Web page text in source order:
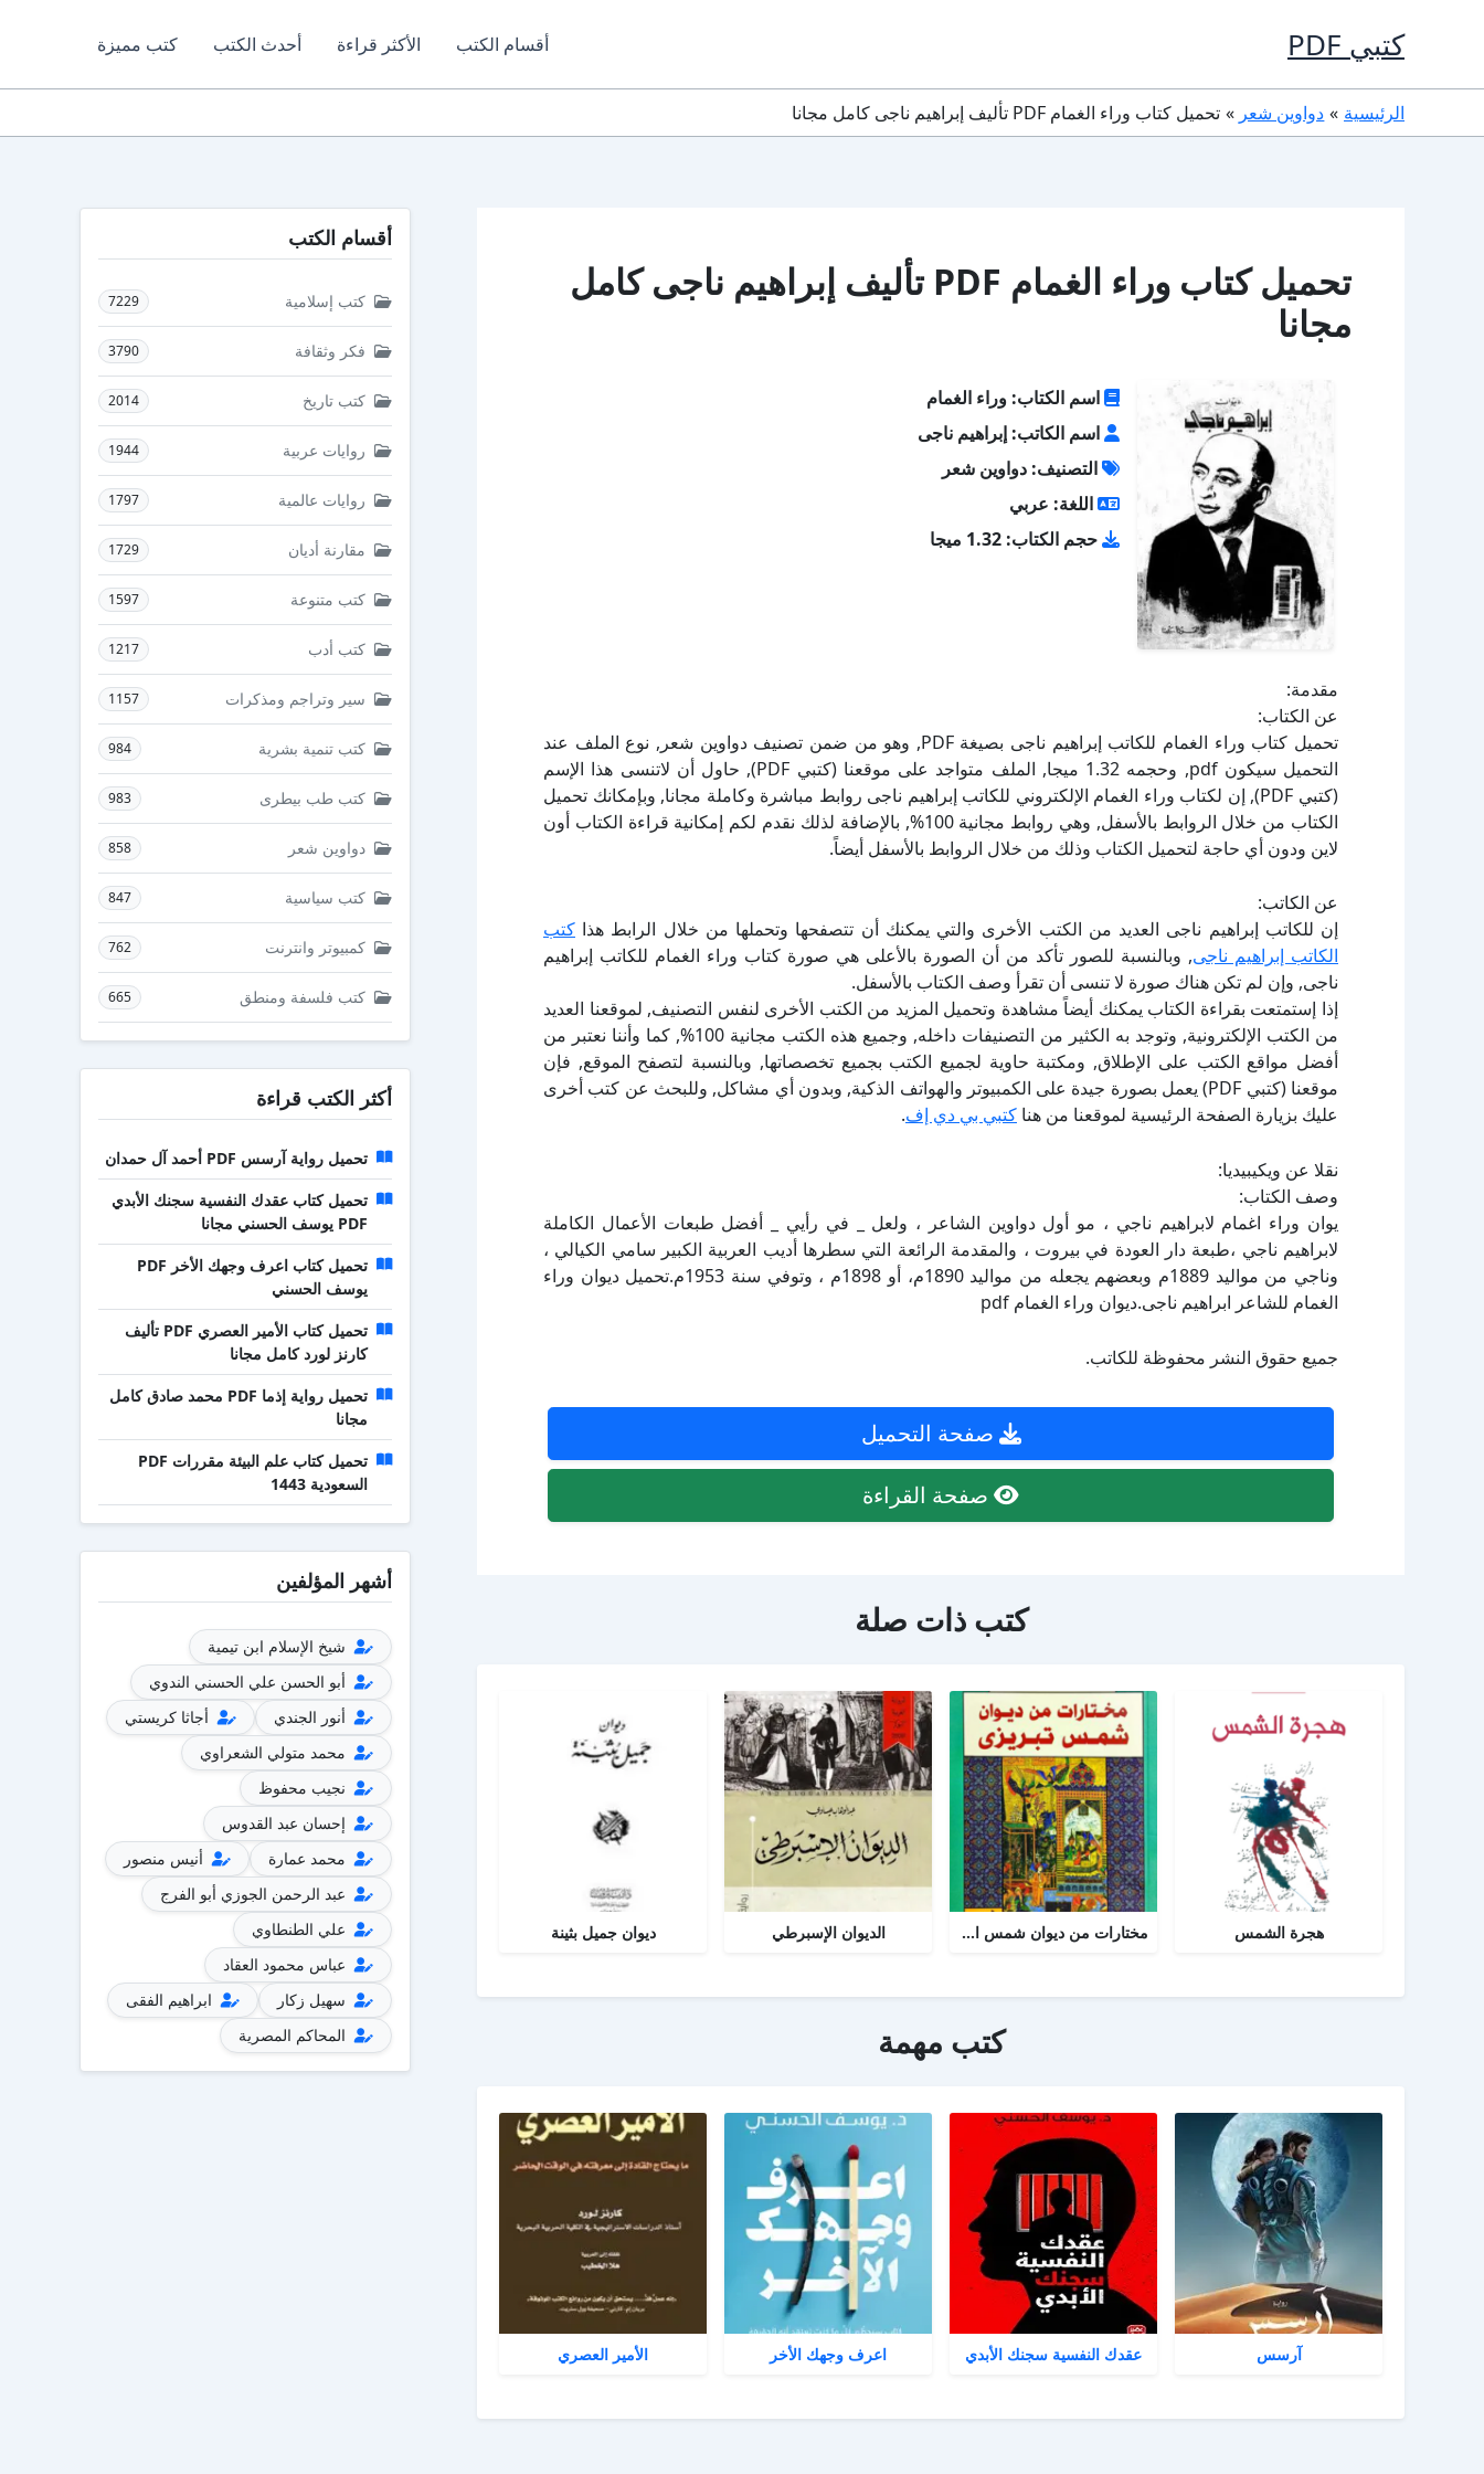
كتبي PDF أقسام الكتب الأكثر قراءة أحدث الكتب كتب مميزة
الرئيسية دواوين شعر تحميل كتاب وراء الغمام PDF تأليف إبراهيم ناجى كامل مجانا
تحميل كتاب وراء الغمام PDF تأليف إبراهيم ناجى كامل
مجانا
اسم الكتاب: وراء الغمام
اسم الكاتب: إبراهيم ناجى
التصنيف: دواوين شعر
اللغة: عربي
حجم الكتاب: 1.32 ميجا
مقدمة:
عن الكتاب:
تحميل كتاب وراء الغمام للكاتب إبراهيم ناجى بصيغة PDF, وهو من ضمن تصنيف دواوين شعر, نوع الملف عند
التحميل سيكون pdf, وحجمه 1.32 ميجا, الملف متواجد على موقعنا (كتبي PDF), حاول أن لاتنسى هذا الإسم
(كتبي PDF), إن لكتاب وراء الغمام الإلكتروني للكاتب إبراهيم ناجى روابط مباشرة وكاملة مجانا, وبإمكانك تحميل
الكتاب من خلال الروابط بالأسفل, وهي روابط مجانية 100%, بالإضافة لذلك نقدم لكم إمكانية قراءة الكتاب أون
لاين ودون أي حاجة لتحميل الكتاب وذلك من خلال الروابط بالأسفل أيضاً.
عن الكاتب:
إن للكاتب إبراهيم ناجى العديد من الكتب الأخرى والتي يمكنك أن تتصفحها وتحملها من خلال الرابط هذا كتب
الكاتب إبراهيم ناجى, وبالنسبة للصور تأكد من أن الصورة بالأعلى هي صورة كتاب وراء الغمام للكاتب إبراهيم
ناجى, وإن لم تكن هناك صورة لا تنسى أن تقرأ وصف الكتاب بالأسفل.
إذا إستمتعت بقراءة الكتاب يمكنك أيضاً مشاهدة وتحميل المزيد من الكتب الأخرى لنفس التصنيف, لموقعنا العديد
من الكتب الإلكترونية, وتوجد به الكثير من التصنيفات داخله, وجميع هذه الكتب مجانية 100%, كما وأننا نعتبر من
أفضل مواقع الكتب على الإطلاق, ومكتبة حاوية لجميع الكتب بجميع تخصصاتها, وبالنسبة لتصفح الموقع, فإن
موقعنا (كتبي PDF) يعمل بصورة جيدة على الكمبيوتر والهواتف الذكية, وبدون أي مشاكل, وللبحث عن كتب أخرى
عليك بزيارة الصفحة الرئيسية لموقعنا من هنا كتبي بي دي إف.
نقلا عن ويكيبيديا:
وصف الكتاب:
يوان وراء اغمام لابراهيم ناجي ، مو أول دواوين الشاعر ، ولعل _ في رأيي _ أفضل طبعات الأعمال الكاملة
لابراهيم ناجي ،طبعة دار العودة في بيروت ، والمقدمة الرائعة التي سطرها أديب العربية الكبير سامي الكيالي ،
وناجي من مواليد 1889م وبعضهم يجعله من مواليد 1890م، أو 1898م ، وتوفي سنة 1953م.تحميل ديوان وراء
الغمام للشاعر ابراهيم ناجى.ديوان وراء الغمام pdf
جميع حقوق النشر محفوظة للكاتب.
صفحة التحميل
صفحة القراءة
كتب ذات صلة
هجرة الشمس مختارات من ديوان شمس الدين تبريزي الديوان الإسبرطي ديوان جميل بثينة
كتب مهمة
آرسس عقدك النفسية سجنك الأبدي اعرف وجهك الأخر الأمير العصري
أقسام الكتب
كتب إسلامية 7229
فكر وثقافة 3790
كتب تاريخ 2014
روايات عربية 1944
روايات عالمية 1797
مقارنة أديان 1729
كتب متنوعة 1597
كتب أدب 1217
سير وتراجم ومذكرات 1157
كتب تنمية بشرية 984
كتب طب بيطرى 983
دواوين شعر 858
كتب سياسية 847
كمبيوتر وانترنت 762
كتب فلسفة ومنطق 665
أكثر الكتب قراءة
تحميل رواية آرسس PDF أحمد آل حمدان
تحميل كتاب عقدك النفسية سجنك الأبدي
PDF يوسف الحسني مجانا
تحميل كتاب اعرف وجهك الأخر PDF
يوسف الحسني
تحميل كتاب الأمير العصري PDF تأليف
كارنز لورد كامل مجانا
تحميل رواية إذما PDF محمد صادق كامل
مجانا
تحميل كتاب علم البيئة مقررات PDF
السعودية 1443
أشهر المؤلفين
شيخ الإسلام ابن تيمية
أبو الحسن علي الحسني الندوي
أنور الجندي
أجاثا كريستي
محمد متولي الشعراوي
نجيب محفوظ
إحسان عبد القدوس
محمد عمارة
أنيس منصور
عبد الرحمن الجوزي أبو الفرج
علي الطنطاوي
عباس محمود العقاد
سهيل زكار
ابراهيم الفقى
المحاكم المصرية